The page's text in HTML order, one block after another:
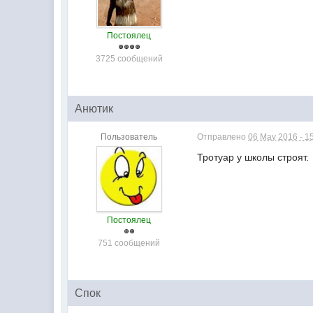
Постоялец
3725 сообщений
Анютик
Пользователь
Постоялец
751 сообщений
Отправлено06 May 2016 -
Тротуар у школы строят.
Спок